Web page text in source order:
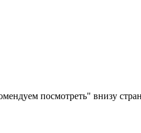
посмотреть" внизу